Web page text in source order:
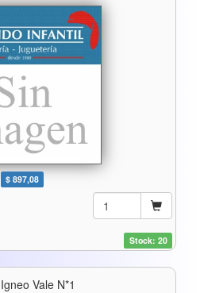
$ 897,08
Stock: 20
Vale N*1